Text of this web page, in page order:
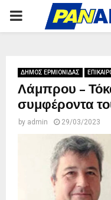
PRIMARY
ΔΗΜΟΣ ΕΡΜΙΟΝΙΔΑΣ
Λάμπρου –
συμφέροντα
by admin 29/03/2023